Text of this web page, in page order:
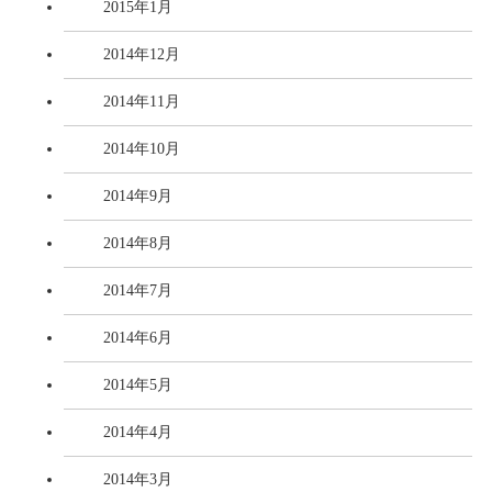
2015年1月
2014年12月
2014年11月
2014年10月
2014年9月
2014年8月
2014年7月
2014年6月
2014年5月
2014年4月
2014年3月